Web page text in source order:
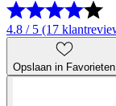
4.8 / 5 (17
Opslaan in Favorieten